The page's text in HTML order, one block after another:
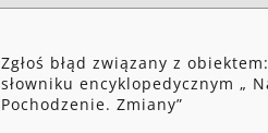
Zgłoś błąd związany z
słowniku encyklopedycznym „
Pochodzenie. Zmiany”